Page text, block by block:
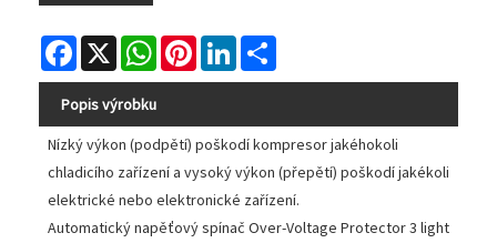
Facebook
X WhatsAppPinterestLinkedIn
Popis výrobku
Nízký výkon (podpětí) poškodí kompresor jakéhokoli
chladicího zařízení a vysoký výkon (přepětí) poškodí jakékoli
elektrické nebo elektronické zařízení.
Automatický napěťový spínač Over-Voltage Protector 3 light